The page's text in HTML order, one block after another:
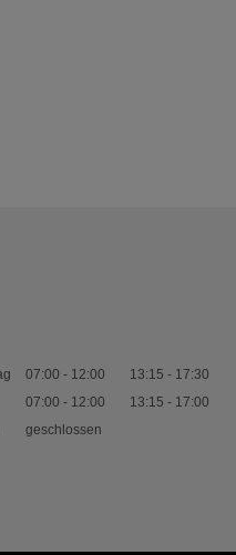
07:00 - 12:00 13:15 - 17:30
07:00 - 12:00 13:15 - 17:00
geschlossen